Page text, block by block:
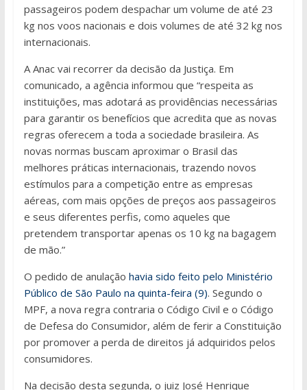
passageiros podem despachar um volume de até 23
kg nos voos nacionais e dois volumes de até 32 kg nos
internacionais.
A Anac vai recorrer da decisão da Justiça. Em
comunicado, a agência informou que “respeita as
instituições, mas adotará as providências necessárias
para garantir os benefícios que acredita que as novas
regras oferecem a toda a sociedade brasileira. As
novas normas buscam aproximar o Brasil das
melhores práticas internacionais, trazendo novos
estímulos para a competição entre as empresas
aéreas, com mais opções de preços aos passageiros
e seus diferentes perfis, como aqueles que
pretendem transportar apenas os 10 kg na bagagem
de mão.”
O pedido de anulação havia sido feito pelo Ministério
Público de São Paulo na quinta-feira (9). Segundo o
MPF, a nova regra contraria o Código Civil e o Código
de Defesa do Consumidor, além de ferir a Constituição
por promover a perda de direitos já adquiridos pelos
consumidores.
Na decisão desta segunda, o juiz José Henrique